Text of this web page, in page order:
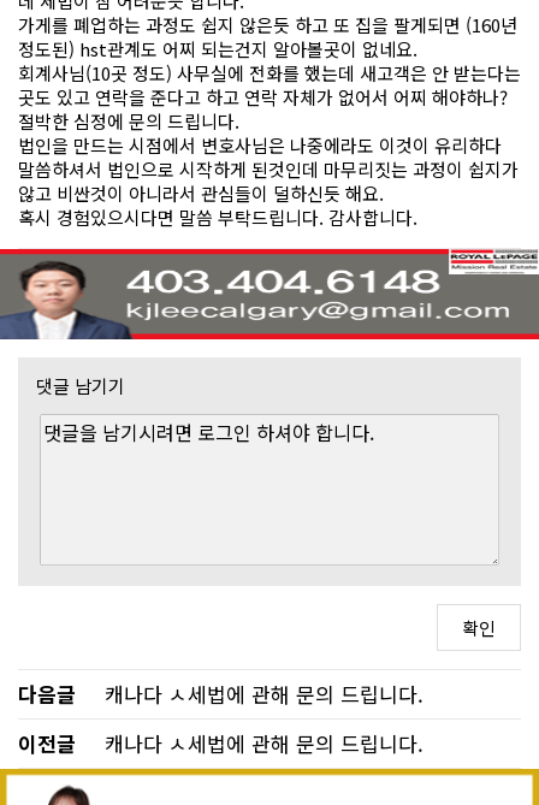
가게를 폐업하는 과정도 쉽지 않은듯 하고 또 집을 팔게되면 (160년
정도된) hst관계도 어찌 되는건지 알아볼곳이 없네요.
회계사님(10곳 정도) 사무실에 전화를 했는데 새고객은 안 받는다는
곳도 있고 연락을 준다고 하고 연락 자체가 없어서 어찌 해야하나?
절박한 심정에 문의 드립니다.
법인을 만드는 시점에서 변호사님은 나중에라도 이것이 유리하다
말씀하셔서 법인으로 시작하게 된것인데 마무리짓는 과정이 쉽지가
않고 비싼것이 아니라서 관심들이 덜하신듯 해요.
혹시 경험있으시다면 말씀 부탁드립니다. 감사합니다.
댓글 남기기
다음글
캐나다 ㅅ세법에 관해 문의 드립니다.
이전글
캐나다 ㅅ세법에 관해 문의 드립니다.